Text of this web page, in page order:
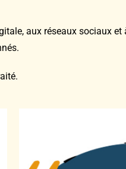
aux réseaux sociaux et